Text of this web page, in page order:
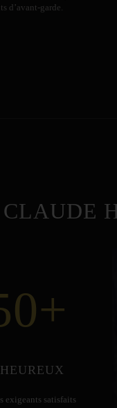
d’avant-garde.
CLAUDE
+
exigeants satisfaits